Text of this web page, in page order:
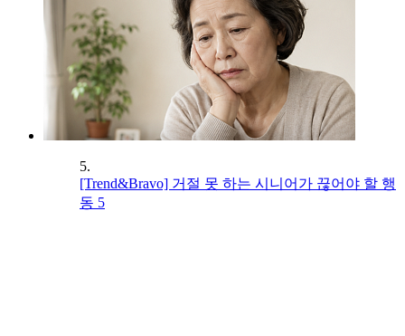
5.
[Trend&Bravo] 거절 못 하는 시니어가 끊어야 할 행
동 5